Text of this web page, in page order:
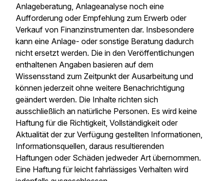
Anlageberatung, Anlageanalyse noch eine
Aufforderung oder Empfehlung zum Erwerb oder
Verkauf von Finanzinstrumenten dar. Insbesondere
kann eine Anlage- oder sonstige Beratung dadurch
nicht ersetzt werden. Die in den Veröffentlichungen
enthaltenen Angaben basieren auf dem
Wissensstand zum Zeitpunkt der Ausarbeitung und
können jederzeit ohne weitere Benachrichtigung
geändert werden. Die Inhalte richten sich
ausschließlich an natürliche Personen. Es wird keine
Haftung für die Richtigkeit, Vollständigkeit oder
Aktualität der zur Verfügung gestellten Informationen,
Informationsquellen, daraus resultierenden
Haftungen oder Schäden jedweder Art übernommen.
Eine Haftung für leicht fahrlässiges Verhalten wird